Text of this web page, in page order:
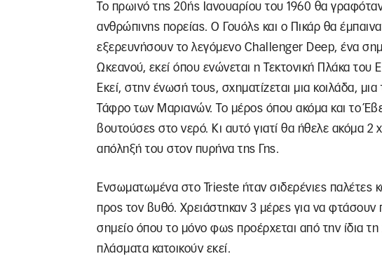
Το πρωινό της 20ής Ιανουαρίου του 1960 θα
ανθρώπινης πορείας. Ο Γουόλς και ο Πικάρ θα
εξερευνήσουν το λεγόμενο Challenger Deep, ένα
Ωκεανού, εκεί όπου ενώνεται η Τεκτονική Πλάκα του
Εκεί, στην ένωσή τους, σχηματίζεται μια κοιλάδα,
Τάφρο των Μαριανών. Το μέρος όπου ακόμα και το
βουτούσες στο νερό. Κι αυτό γιατί θα ήθελε ακόμα 2
απόληξή του στον πυρήνα της Γης.
Ενσωματωμένα στο Trieste ήταν σιδερένιες παλέτες
προς τον βυθό. Χρειάστηκαν 3 μέρες για να φτάσουν
σημείο όπου το μόνο φως προέρχεται από την ίδια
πλάσματα κατοικούν εκεί.